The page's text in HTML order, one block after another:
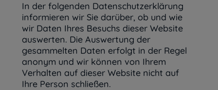
In der folgenden Datenschutzerklärung
informieren wir Sie darüber, ob und wie
wir Daten Ihres Besuchs dieser Website
auswerten. Die Auswertung der
gesammelten Daten erfolgt in der Regel
anonym und wir können von Ihrem
Verhalten auf dieser Website nicht auf
Ihre Person schließen.